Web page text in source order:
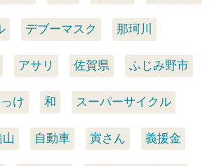
デブーマスク 那珂川
アサリ 佐賀県 ふじみ野市
け 和 スーパーサイクル
自動車 寅さん 義援金